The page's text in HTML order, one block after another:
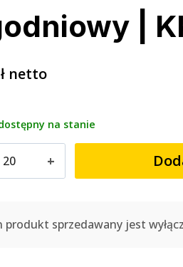
|
netto
na stanie
produkt sprzedawany jest